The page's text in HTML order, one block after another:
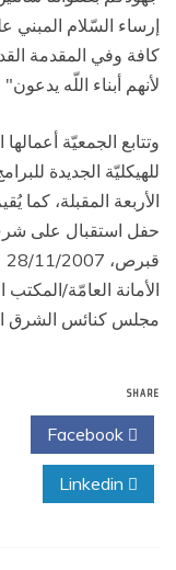
إرساء السّلام
كافة وفي المقدمة
لأنهم أبناء اللّه يدعون"
وتتابع الجمعيّة
للهيكليّة الجديدة
الأربعة المقبلة،
حفل استقبال على
قبرص، 28/11/2007
الأمانة العامّة/المكتب
مجلس كنائس الشرق
SHARE